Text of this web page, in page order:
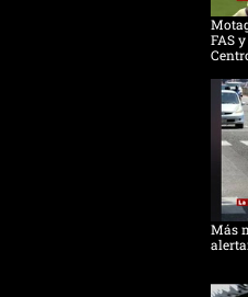
FAS
Más